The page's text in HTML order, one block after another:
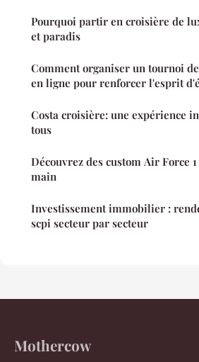
Pourquoi partir en croisière de
et paradis
Comment organiser un tournoi
en ligne pour renforcer l'esprit
Costa croisière: une expérience
tous
Découvrez des custom Air Force
main
Investissement immobilier :
scpi secteur par secteur
Mothercow